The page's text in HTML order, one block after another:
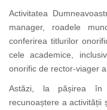
Activitatea
manager, roadele
conferirea titlurilor
cele academice,
onorific de rector-viager
Astăzi, la pășirea în
recunoaștere a activității